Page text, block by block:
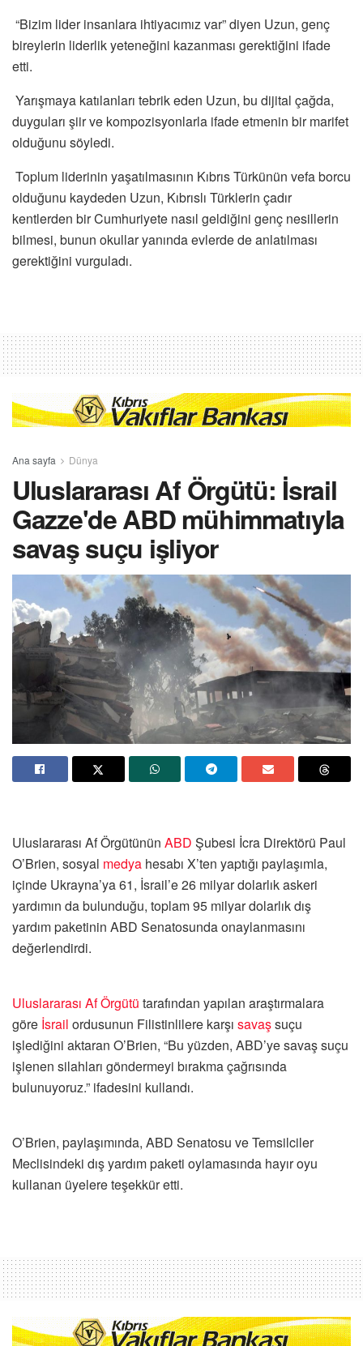
“Bizim lider insanlara ihtiyacımız var” diyen Uzun, genç
bireylerin liderlik yeteneğini kazanması gerektiğini ifade
etti.
Yarışmaya katılanları tebrik eden Uzun, bu dijital çağda,
duyguları şiir ve kompozisyonlarla ifade etmenin bir marifet
olduğunu söyledi.
Toplum liderinin yaşatılmasının Kıbrıs Türkünün vefa borcu
olduğunu kaydeden Uzun, Kıbrıslı Türklerin çadır
kentlerden bir Cumhuriyete nasıl geldiğini genç nesillerin
bilmesi, bunun okullar yanında evlerde de anlatılması
gerektiğini vurguladı.
Ana sayfa Dünya
Uluslararası Af Örgütü: İsrail
Gazze'de ABD mühimmatıyla
savaş suçu işliyor
Uluslararası Af Örgütünün ABD Şubesi İcra Direktörü Paul
O’Brien, sosyal medya hesabı X’ten yaptığı paylaşımla,
içinde Ukrayna’ya 61, İsrail’e 26 milyar dolarlık askeri
yardımın da bulunduğu, toplam 95 milyar dolarlık dış
yardım paketinin ABD Senatosunda onaylanmasını
değerlendirdi.
Uluslararası Af Örgütü tarafından yapılan araştırmalara
göre İsrail ordusunun Filistinlilere karşı savaşsuçu
işlediğini aktaran O’Brien, “Bu yüzden, ABD’ye savaş suçu
işlenen silahları göndermeyi bırakma çağrısında
bulunuyoruz.” ifadesini kullandı.
O’Brien, paylaşımında, ABD Senatosu ve Temsilciler
Meclisindeki dış yardım paketi oylamasında hayır oyu
kullanan üyelere teşekkür etti.